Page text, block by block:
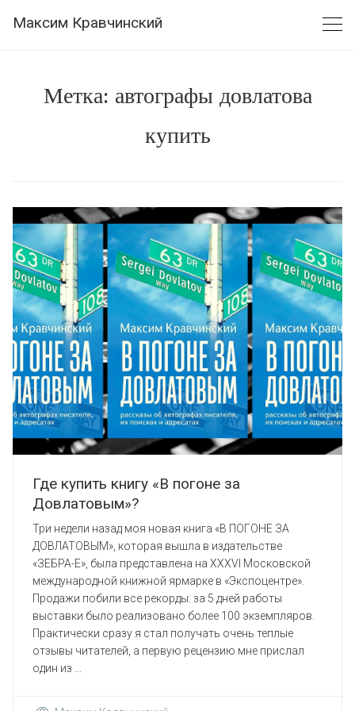
Максим Кравчинский
Метка: автографы довлатова
купить
Где купить книгу «В погоне за
Довлатовым»?
Три недели назад моя новая книга «В ПОГОНЕ ЗА
ДОВЛАТОВЫМ», которая вышла в издательстве
«ЗЕБРА-Е», была представлена на XXXVI Московской
международной книжной ярмарке в «Экспоцентре».
Продажи побили все рекорды: за 5 дней работы
выставки было реализовано более 100 экземпляров.
Практически сразу я стал получать очень теплые
отзывы читателей, а первую рецензию мне прислал
один из ...